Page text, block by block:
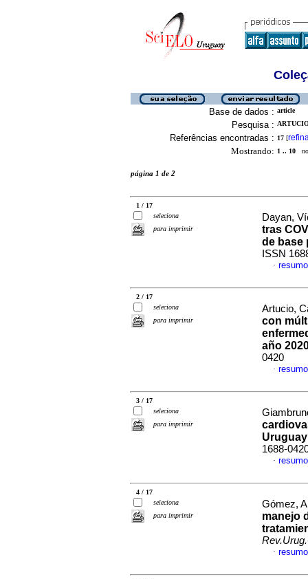
Base de dados : article
Pesquisa :
Referências encontradas : 17 [
Mostrando: 1 .. 10
página 1 de 2
1 / 17
seleciona
para imprimir
Dayan,
tras
de base
ISSN
·
2 / 17
seleciona
para imprimir
Artucio,
con
año
0420
·
3 / 17
seleciona
para imprimir
1688-
·
4 / 17
seleciona
para imprimir
Gómez,
manejo
·